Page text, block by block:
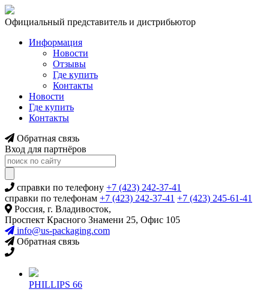
Официальный представитель и дистрибьютор
Информация
Новости
Отзывы
Где купить
Контакты
Новости
Где купить
Контакты
Обратная связь
Вход для партнёров
справки по телефону +7 (423) 242-37-41
справки по телефонам +7 (423) 242-37-41 +7 (423) 245-61-41
Россия, г. Владивосток,
Проспект Красного Знамени 25, Офис 105
info@us-packaging.com
Обратная связь
PHILLIPS 66